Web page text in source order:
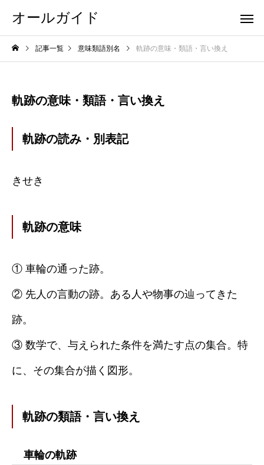
オールガイド
記事一覧 意味類語別名 軌跡の意味・類語・言い換え
軌跡の意味・類語・言い換え
軌跡の読み・別表記
きせき
軌跡の意味
① 車輪の通った跡。
② 先人の言動の跡。ある人や物事の辿ってきた
跡。
③ 数学で、与えられた条件を満たす点の集合。特
に、その集合が描く図形。
軌跡の類語・言い換え
車輪の軌跡